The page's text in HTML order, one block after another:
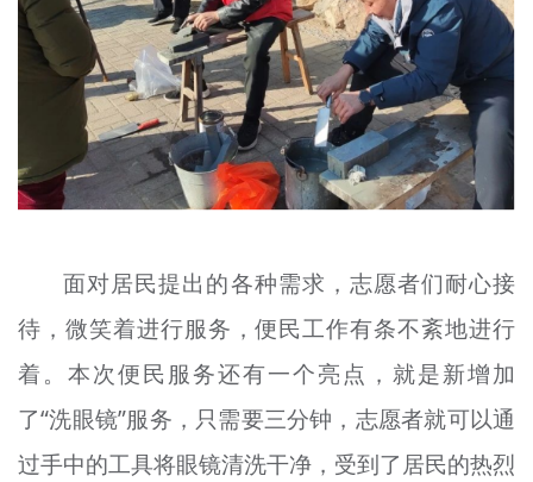
面对居民提出的各种需求，志愿者们耐心接
待，微笑着进行服务，便民工作有条不紊地进行
着。本次便民服务还有一个亮点，就是新增加
了“洗眼镜”服务，只需要三分钟，志愿者就可以通
过手中的工具将眼镜清洗干净，受到了居民的热烈